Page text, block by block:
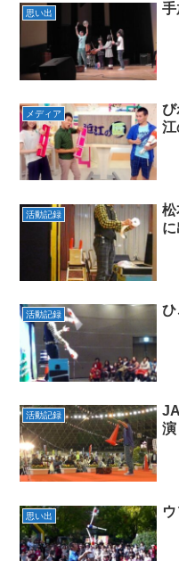
思い出 手
メディア
江
活動記録
松
活動記録 ひ
活動記録
演
思い出